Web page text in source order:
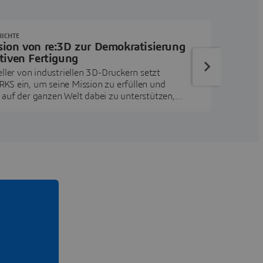
von re:3D zur Demokratisierung
Fertigung
von industriellen 3D-Druckern setzt
ein, um seine Mission zu erfüllen und
auf der ganzen Welt dabei zu unterstützen,